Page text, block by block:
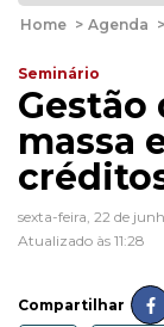
Home > Agenda >
Seminário
Gestão
massa
sexta-feira, 22 de
Atualizado às 11:28
Compartilhar